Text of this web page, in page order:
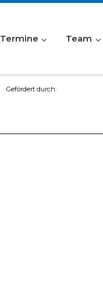
Termine Team
Gefördert durch: